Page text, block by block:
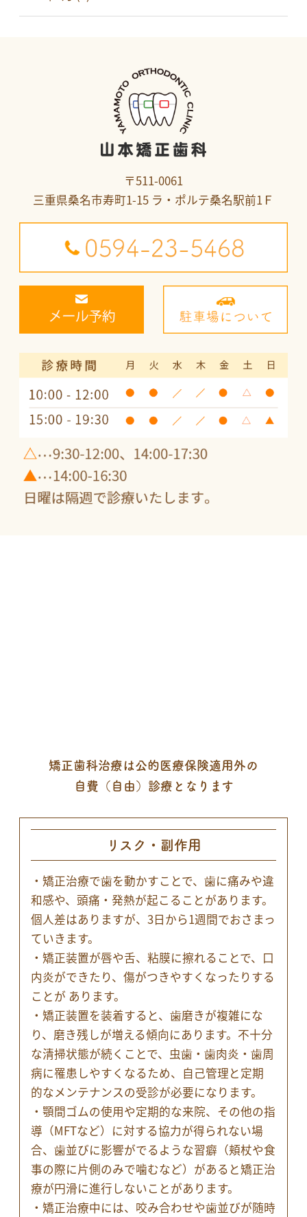
〒511-0061
三重県桑名市寿町1-15 ラ・ポルテ桑名駅前1Ｆ
矯正歯科治療は公的医療保険適用外の
自費（自由）診療となります
リスク・副作用
・矯正治療で歯を動かすことで、歯に痛みや違
和感や、頭痛・発熱が起こることがあります。
個人差はありますが、3日から1週間でおさまっ
ていきます。
・矯正装置が唇や舌、粘膜に擦れることで、口
内炎ができたり、傷がつきやすくなったりする
ことが あります。
・矯正装置を装着すると、歯磨きが複雑にな
り、磨き残しが増える傾向にあります。不十分
な清掃状態が続くことで、虫歯・歯肉炎・歯周
病に罹患しやすくなるため、自己管理と定期
的なメンテナンスの受診が必要になります。
・顎間ゴムの使用や定期的な来院、その他の指
導（MFTなど）に対する協力が得られない場
合、歯並びに影響がでるような習癖（頬杖や食
事の際に片側のみで噛むなど）があると矯正治
療が円滑に進行しないことがあります。
・矯正治療中には、咬み合わせや歯並びが随時